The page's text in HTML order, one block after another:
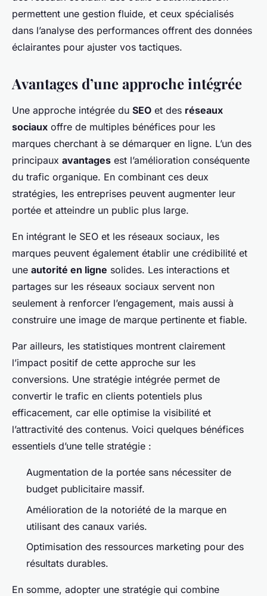
permettent une gestion fluide, et ceux spécialisés
dans l’analyse des performances offrent des données
éclairantes pour ajuster vos tactiques.
Avantages d’une approche intégrée
Une approche intégrée du SEO et des réseaux
sociaux offre de multiples bénéfices pour les
marques cherchant à se démarquer en ligne. L’un des
principaux avantages est l’amélioration conséquente
du trafic organique. En combinant ces deux
stratégies, les entreprises peuvent augmenter leur
portée et atteindre un public plus large.
En intégrant le SEO et les réseaux sociaux, les
marques peuvent également établir une crédibilité et
une autorité en ligne solides. Les interactions et
partages sur les réseaux sociaux servent non
seulement à renforcer l’engagement, mais aussi à
construire une image de marque pertinente et fiable.
Par ailleurs, les statistiques montrent clairement
l’impact positif de cette approche sur les
conversions. Une stratégie intégrée permet de
convertir le trafic en clients potentiels plus
efficacement, car elle optimise la visibilité et
l’attractivité des contenus. Voici quelques bénéfices
essentiels d’une telle stratégie :
Augmentation de la portée sans nécessiter de
budget publicitaire massif.
Amélioration de la notoriété de la marque en
utilisant des canaux variés.
Optimisation des ressources marketing pour des
résultats durables.
En somme, adopter une stratégie qui combine